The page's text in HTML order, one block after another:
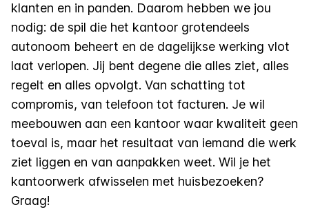
klanten en in panden. Daarom hebben we jou
nodig: de spil die het kantoor grotendeels
autonoom beheert en de dagelijkse werking vlot
laat verlopen. Jij bent degene die alles ziet, alles
regelt en alles opvolgt. Van schatting tot
compromis, van telefoon tot facturen. Je wil
meebouwen aan een kantoor waar kwaliteit geen
toeval is, maar het resultaat van iemand die werk
ziet liggen en van aanpakken weet. Wil je het
kantoorwerk afwisselen met huisbezoeken?
Graag!